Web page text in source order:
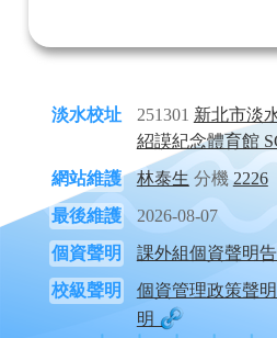
淡水校址 251301 新北市淡
紹謨紀念體育館
網站維護
林泰生 分機 2226
最後維護
2026-08-07
個資聲明
課外組個資聲明
校級聲明
個資管理政策聲
明